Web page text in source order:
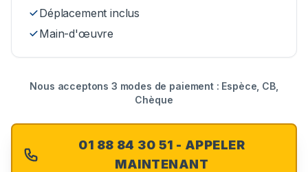
Déplacement inclus
Main-d'œuvre
Nous acceptons 3 modes de paiement : Espèce, CB,
Chèque
01 88 84 30 51 - APPELER
MAINTENANT